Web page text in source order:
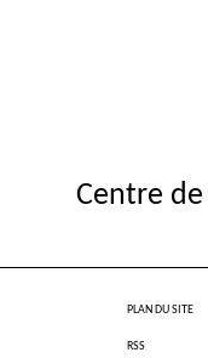
Centre
PLAN DU SITE
RSS